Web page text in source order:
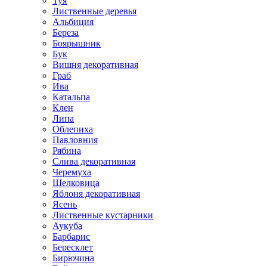
Лиственные деревья
Альбиция
Береза
Боярышник
Бук
Вишня декоративная
Граб
Ива
Катальпа
Клен
Липа
Облепиха
Павловния
Рябина
Слива декоративная
Черемуха
Шелковица
Яблоня декоративная
Ясень
Лиственные кустарники
Аукуба
Барбарис
Бересклет
Бирючина